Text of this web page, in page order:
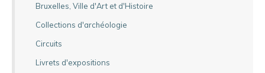
Bruxelles, Ville d'Art et d'Histoire
Collections d'archéologie
Circuits
Livrets d'expositions